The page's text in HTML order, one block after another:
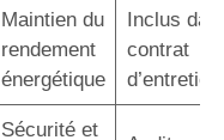
Maintien du
rendement
énergétique
Inclus
contrat
d’entretien
Sécurité et